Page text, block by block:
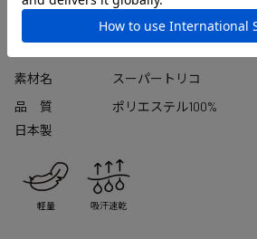
商品スペック
素材名
スーパートリコ
品 質
ポリエステル100%
日本製
軽量 吸汗速乾